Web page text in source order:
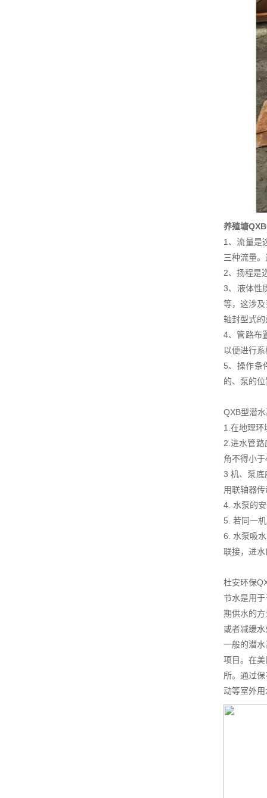
养殖塘
1、流量是
三种流量
2、扬程是
3、液体性
等，这涉
轴封型式
4、管路布
以便进行
5、操作条
的、泵的
QXB型潜
1.在地理环
2.进水管
角不得小
3 机、泵底
用联轴器
4. 水泵的
5. 若同一
6. 水泵吸
联接，进
杜安环保
节水是用
期供水的
或者减缓
一般的潜
项目。在
所。通过
动等室外